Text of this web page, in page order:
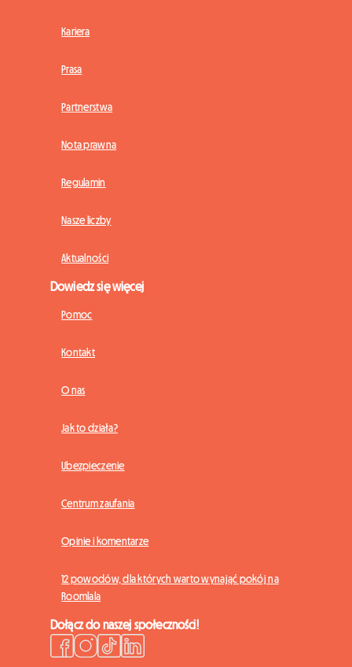
Kariera
Prasa
Partnerstwa
Nota prawna
Regulamin
Nasze liczby
Aktualności
Dowiedz się więcej
Pomoc
Kontakt
O nas
Jak to działa?
Ubezpieczenie
Centrum zaufania
Opinie i komentarze
12 powodów, dla których warto wynająć pokój na
Roomlala
Dołącz do naszej społeczności!